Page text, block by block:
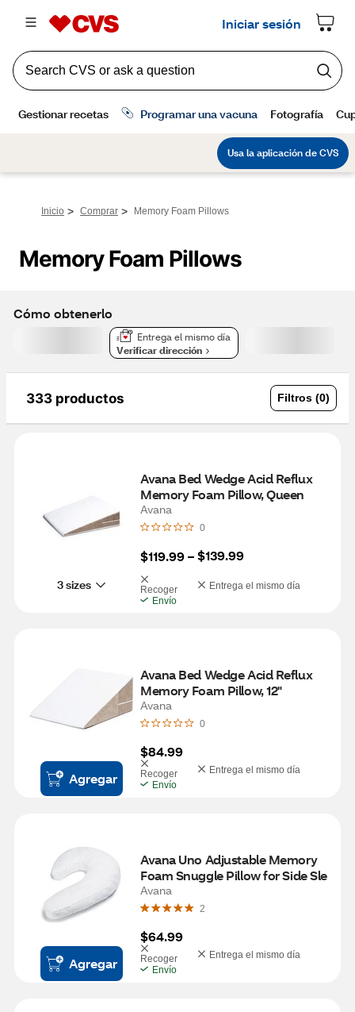
Inicio > Comprar > Memory Foam Pillows
Memory Foam Pillows
Cómo obtenerlo
Entrega el mismo día
Verificar dirección
333 productos Filtros (0)
3 sizes
Avana Bed Wedge Acid Reflux
Memory Foam Pillow, Queen
Avana
0
$119.99 – $139.99
Recoger
Entrega el mismo día
Envío
Agregar
Avana Bed Wedge Acid Reflux
Memory Foam Pillow, 12"
Avana
0
$84.99
Recoger
Entrega el mismo día
Envío
Agregar
Avana Uno Adjustable Memory
Foam Snuggle Pillow for Side Sle
Avana
2
$64.99
Recoger
Entrega el mismo día
Envío